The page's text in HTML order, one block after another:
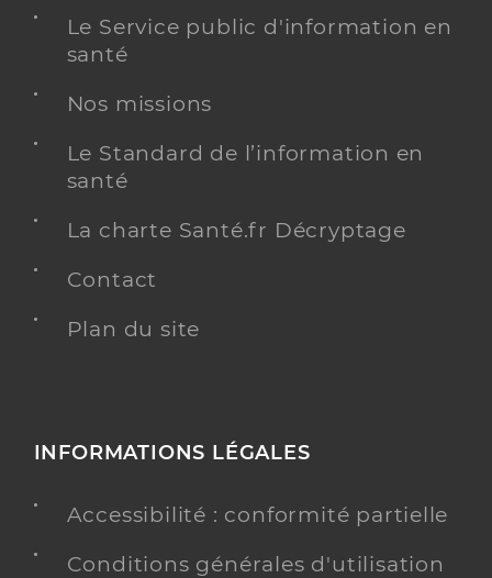
Le Service public d'information en
santé
Nos missions
Le Standard de l’information en
santé
La charte Santé.fr Décryptage
Contact
Plan du site
INFORMATIONS LÉGALES
Accessibilité : conformité partielle
Conditions générales d'utilisation